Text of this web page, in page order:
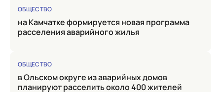
ОБЩЕСТВО
на Камчатке формируется новая программа
расселения аварийного жилья
ОБЩЕСТВО
в Ольском округе из аварийных домов
планируют расселить около 400 жителей